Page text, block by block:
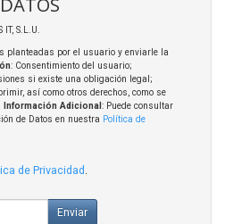
S.L.U.
planteadas por el usuario y enviarle la
: Consentimiento del usuario;
si existe una obligación legal;
así como otros derechos, como se
Información Adicional : Puede consultar
de Datos en nuestra Política de
de Privacidad
Enviar